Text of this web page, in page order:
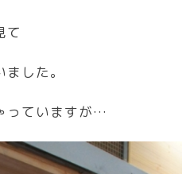
て
した。
っていますが…